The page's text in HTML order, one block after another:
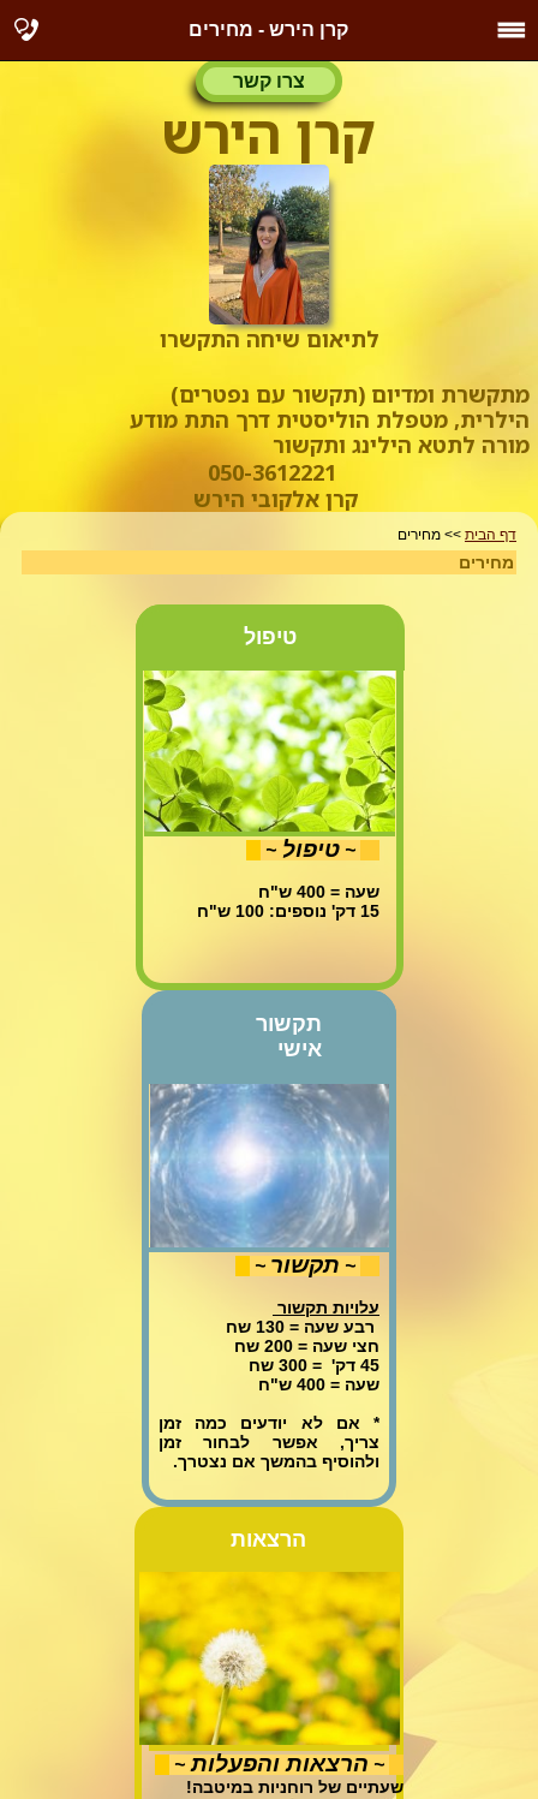
קרן הירש - מחירים
צרו קשר
קרן הירש
מתקשרת ומדיום (תקשור עם נפטרים)
הילרית, מטפלת הוליסטית דרך התת מודע
מורה לתטא הילינג ותקשור
לתיאום שיחה התקשרו
050-3612221
קרן אלקובי הירש
דף הבית >> מחירים
מחירים
תקשור
אישי
~ תקשור ~
עלויות תקשור
רבע שעה = 130 שח
חצי שעה = 200 שח
45 דק' = 300 שח
שעה = 400 ש"ח
* אם לא יודעים כמה זמן
צריך, אפשר לבחור זמן
ולהוסיף בהמשך אם נצטרך.
טיפול
~טיפול~
שעה = 400 ש"ח
15 דק' נוספים: 100 ש"ח
הרצאות
~ הרצאות והפעלות~
שעתיים של רוחניות במיטבה!